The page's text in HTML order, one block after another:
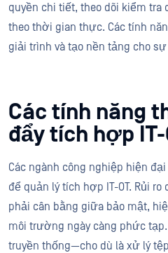
quyền chi tiết, theo dõi kiểm tra
theo thời gian thực. Các tính
giải trình và tạo nền tảng cho
Các tính năng
đẩy tích hợp IT-
Các ngành công nghiệp hiện
để quản lý tích hợp IT-OT. Rủi
phải cân bằng giữa bảo mật,
môi trường ngày càng phức
truyền thống—cho dù là xử lý